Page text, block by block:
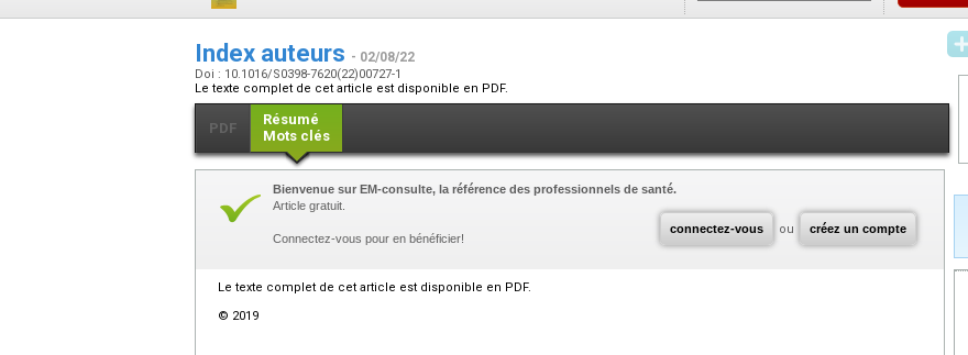
Index auteurs - 02/08/22
Doi : 10.1016/S0398-7620(22)00727-1
Le texte complet de cet article est disponible en PDF.
PDF
Résumé
Mots clés
connectez-vous ou créez un compte
Bienvenue sur EM-consulte, la référence des professionnels de santé.
Article gratuit.
Connectez-vous pour en bénéficier!
Le texte complet de cet article est disponible en PDF.
© 2019